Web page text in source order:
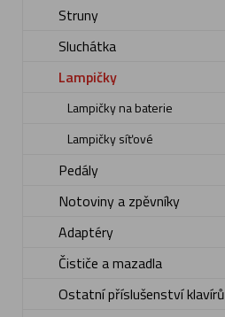
Struny
Sluchátka
Lampičky
Lampičky na baterie
Lampičky síťové
Pedály
Notoviny a zpěvníky
Adaptéry
Čističe a mazadla
Ostatní příslušenství klavírů